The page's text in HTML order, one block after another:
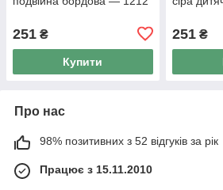
251 ₴
Купити
251₴
Про нас
98% позитивних з 52 відгуків за рік
Працює з 15.11.2010